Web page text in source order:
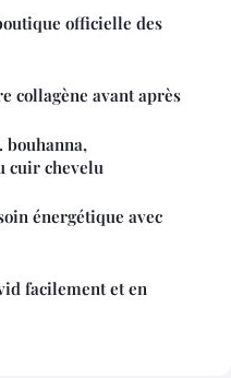
officielle des
collagène avant après
bouhanna,
cuir chevelu
énergétique avec
facilement et en